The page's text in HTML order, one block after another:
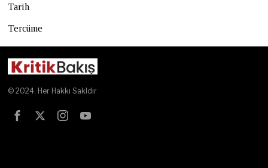
Tarih
Tercüme
© 2024. Her Hakkı Sakldır